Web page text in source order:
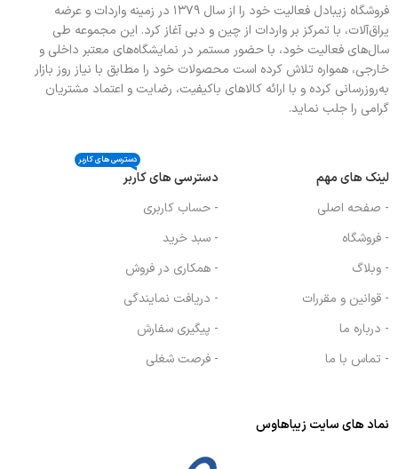
فروشگاه زیبادل فعالیت خود را از سال ۱۳۷۹ در زمینه واردات و عرضه
یراق‌آلات، با تمرکز بر واردات از چین و دبی آغاز کرد. این مجموعه طی
سال‌های فعالیت خود، با حضور مستمر در نمایشگاه‌های معتبر داخلی و
خارجی، همواره تلاش کرده است محصولات خود را مطابق با نیاز روز بازار
به‌روزرسانی کرده و با ارائه کالاهای باکیفیت، رضایت و اعتماد مشتریان
گرامی را جلب نماید.
لینک های مهم
- صفحه اصلی
- فروشگاه
- وبلاگ
- قوانین و مقررات
- درباره ما
- تماس با ما
دسترسی های کاربر
دسترسی های کاربر
- حساب کاربری
- سبد خرید
- همکاری در فروش
- دریافت نمایندگی
- پیگیری سفارش
- فرصت شغلی
نماد های سایت زیباهاوس